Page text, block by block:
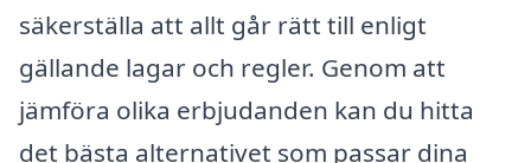
säkerställa att allt går rätt till enligt
gällande lagar och regler. Genom att
jämföra olika erbjudanden kan du hitta
det bästa alternativet som passar dina